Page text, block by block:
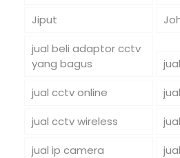
Jiput
jual beli adaptor cctv
yang bagus
jual cctv online
jual cctv wireless
jual ip camera